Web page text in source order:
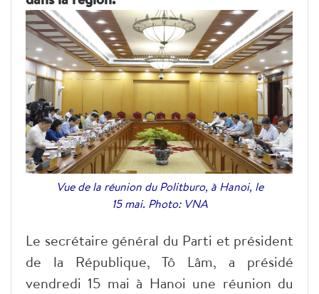
Vue de la réunion du Politburo, à Hanoi, le
15 mai. Photo: VNA
Le secrétaire général du Parti et président
de la République, Tô Lâm, a présidé
vendredi 15 mai à Hanoi une réunion du